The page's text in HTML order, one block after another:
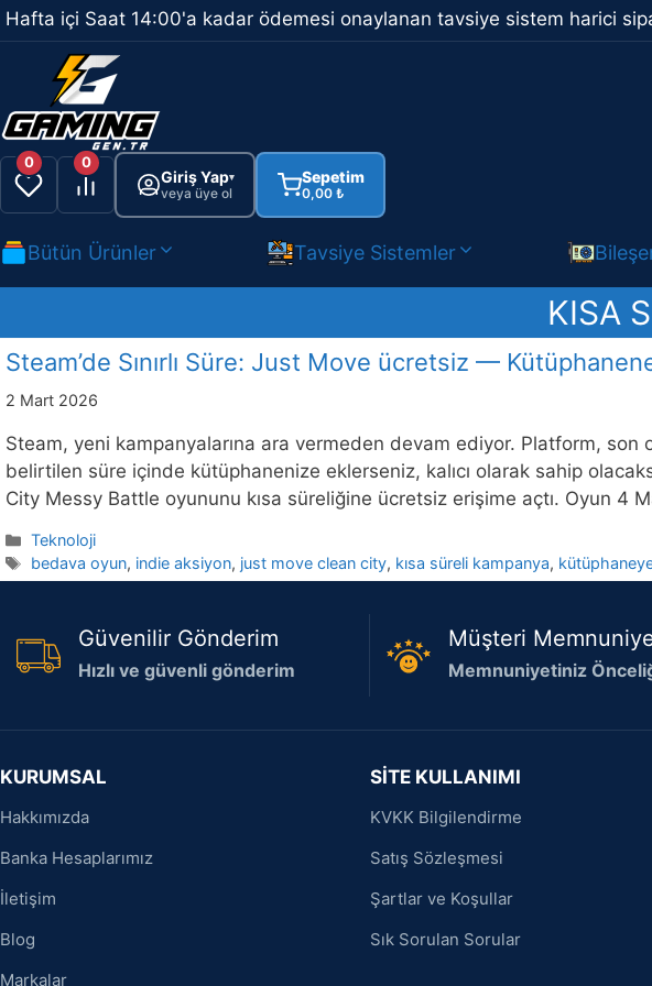
İçeriğe
atla
Hafta içi Saat 14:00'a kadar ödemesi onaylanan tavsiye sistem harici
0 0
Giriş Yap▾
veya üye ol
Sepetim
0,00 ₺
Bütün Ürünler Tavsiye Sistemler
KISA
Steam’de Sınırlı Süre: Just Move ücretsiz —
2 Mart 2026
Steam, yeni kampanyalarına ara vermeden devam ediyor. Platform, son
belirtilen süre içinde kütüphanenize eklerseniz, kalıcı olarak sahip
City Messy Battle oyununu kısa süreliğine ücretsiz erişime açtı. Oyun 4
Kategoriler
Teknoloji
Etiketler
bedava oyun, indie aksiyon, just move clean city, kısa süreli kampanya,
Güvenilir Gönderim
Hızlı ve güvenli gönderim
Müşteri
Memnuniyetiniz
KURUMSAL
Hakkımızda
Banka Hesaplarımız
İletişim
Blog
Markalar
SİTE KULLANIMI
KVKK Bilgilendirme
Satış Sözleşmesi
Şartlar ve Koşullar
Sık Sorulan Sorular